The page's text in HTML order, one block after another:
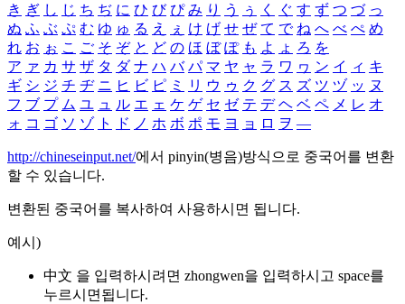
き ぎ し じ ち ぢ に ひ び ぴ み り う ぅ く ぐ す ず つ づ っ
ぬ ふ ぶ ぷ む ゆ ゅ る え ぇ け げ せ ぜ て で ね へ べ ぺ め
れ お ぉ こ ご そ ぞ と ど の ほ ぼ ぽ も よ ょ ろ を
ア ァ カ サ ザ タ ダ ナ ハ バ パ マ ヤ ャ ラ ワ ヮ ン イ ィ キ
ギ シ ジ チ ヂ ニ ヒ ビ ピ ミ リ ウ ゥ ク グ ス ズ ツ ヅ ッ ヌ
フ ブ プ ム ユ ュ ル エ ェ ケ ゲ セ ゼ テ デ ヘ ベ ペ メ レ オ
ォ コ ゴ ソ ゾ ト ド ノ ホ ボ ポ モ ヨ ョ ロ ヲ ―
http://chineseinput.net/에서 pinyin(병음)방식으로 중국어를 변환
할 수 있습니다.
변환된 중국어를 복사하여 사용하시면 됩니다.
예시)
中文 을 입력하시려면 zhongwen을 입력하시고 space를
누르시면됩니다.